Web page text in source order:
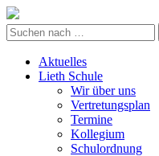
Aktuelles
Lieth Schule
Wir über uns
Vertretungsplan
Termine
Kollegium
Schulordnung